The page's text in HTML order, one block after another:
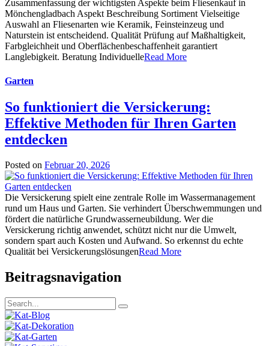
Zusammenfassung der wichtigsten Aspekte beim Fliesenkauf in
Mönchengladbach Aspekt Beschreibung Sortiment Vielseitige
Auswahl an Fliesenarten wie Keramik, Feinsteinzeug und
Naturstein ist entscheidend. Qualität Prüfung auf Maßhaltigkeit,
Farbgleichheit und Oberflächenbeschaffenheit garantiert
Langlebigkeit. Beratung IndividuelleRead More
Garten
So funktioniert die Versickerung:
Effektive Methoden für Ihren Garten
entdecken
Posted on Februar 20, 2026
Die Versickerung spielt eine zentrale Rolle im Wassermanagement
rund um Haus und Garten. Sie verhindert Überschwemmungen und
fördert die natürliche Grundwasserneubildung. Wer die
Versickerung richtig anwendet, schützt nicht nur die Umwelt,
sondern spart auch Kosten und Aufwand. So erkennst du echte
Qualität bei VersickerungslösungenRead More
Beitragsnavigation